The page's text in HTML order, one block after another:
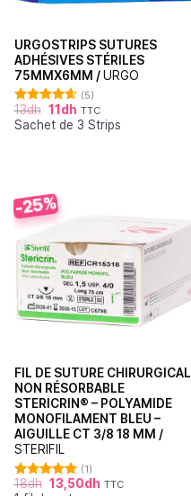
URGOSTRIPS SUTURES
ADHÉSIVES STÉRILES
75MMX6MM /URGO
Note
4.60
sur 5
(5)
13dh 11 dh TTC
Sachet de 3 Strips
-25%
FIL DE SUTURE CHIRURGICAL
NON RÉSORBABLE
STERICRIN® – POLYAMIDE
MONOFILAMENT BLEU –
AIGUILLE CT 3/8 18 MM /
STERIFIL
Note
5.00
(1)
18dh 13,50dh TTC